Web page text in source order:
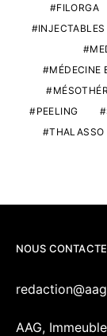
FILORGA
INJECTABLES
MÉDECINE
PEELING
THALASSO
NOUS
AAG,